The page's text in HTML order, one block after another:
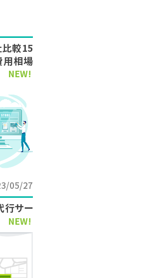
比較15
用相場
NEW!
05/27
行サー
NEW!